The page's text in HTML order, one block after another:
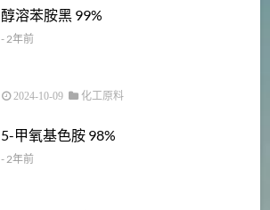
醇溶苯胺黑 99%
- 2年前
2024-10-09 化工原料
5-甲氧基色胺 98%
- 2年前